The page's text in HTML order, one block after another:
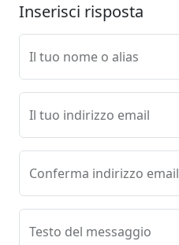
Inserisci risposta
Il tuo nome o alias
Il tuo indirizzo email
Conferma indirizzo email
Testo del messaggio